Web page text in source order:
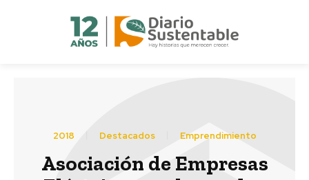
2018 Destacados Emprendimiento
Asociación de Empresas